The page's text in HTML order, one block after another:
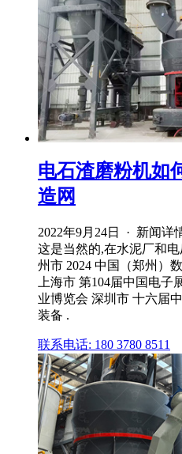
电石渣磨粉机如
造网
2022年9月24日 · 新闻详
这是当然的,在水泥厂和
州市 2024 中国（郑州）
上海市 第104届中国电子
业博览会 深圳市 十六届
装备 .
联系电话: 180 3780 8511